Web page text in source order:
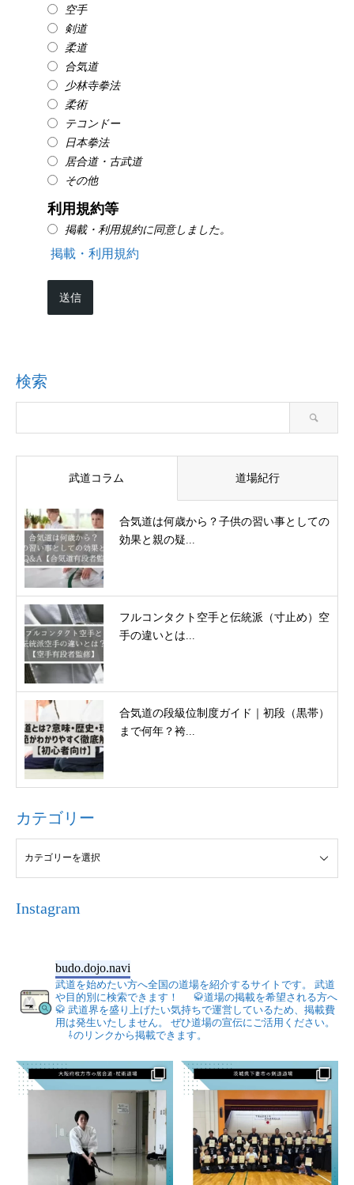
空手
剣道
柔道
合気道
少林寺拳法
柔術
テコンドー
日本拳法
居合道・古武道
その他
利用規約等
掲載・利用規約に同意しました。
掲載・利用規約
送信
検索
武道コラム 道場紀行
合気道は何歳から？子供の習い事としての
効果と親の疑...
フルコンタクト空手と伝統派（寸止め）空
手の違いとは...
合気道の段級位制度ガイド｜初段（黒帯）
まで何年？袴...
カテゴリー
Instagram
budo.dojo.navi
武道を始めたい方へ全国の道場を紹介するサイトです。
武道
や目的別に検索できます！
🥋道場の掲載を希望される方へ
🥋 武道界を盛り上げたい気持ちで運営しているため、掲載費
用は発生いたしません。
ぜひ道場の宣伝にご活用ください。
⇩のリンクから掲載できます。